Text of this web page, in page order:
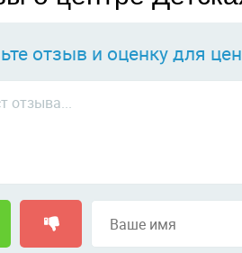
отзыв и оценку для